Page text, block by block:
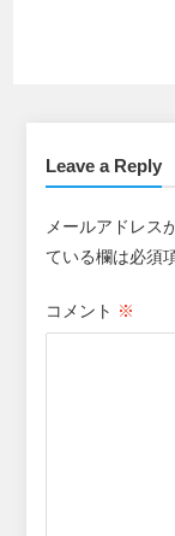
Leave a Reply
メールアドレス
ている欄は必須
コメント ※